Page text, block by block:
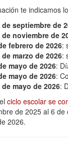
te indicamos
de septiembre de
de noviembre de
febrero de 2026:
de marzo de 2026:
mayo de 2026:
mayo de 2026:
de mayo de 2026:
ciclo escolar se
de 2025 al 6
2026.